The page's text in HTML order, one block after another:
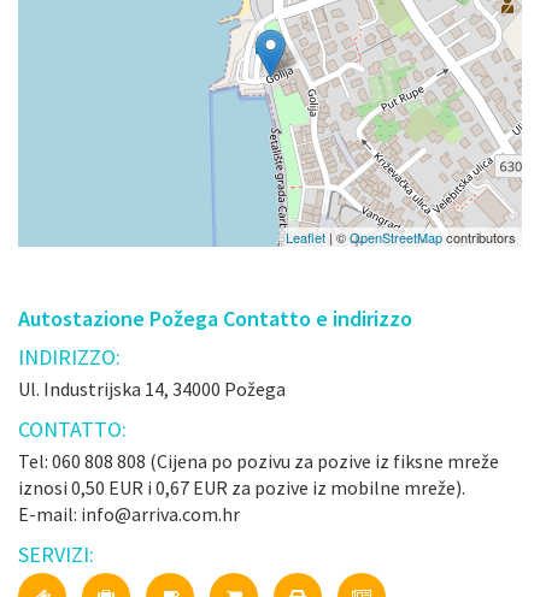
Leaflet | ©OpenStreetMapcontributors
Autostazione Požega Contatto e indirizzo
INDIRIZZO:
Ul. Industrijska 14, 34000 Požega
CONTATTO:
Tel: 060 808 808 (Cijena po pozivu za pozive iz fiksne mreže
iznosi 0,50 EUR i 0,67 EUR za pozive iz mobilne mreže).
E-mail: info@arriva.com.hr
SERVIZI: